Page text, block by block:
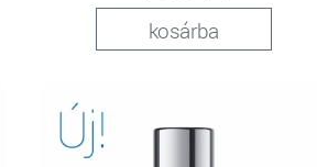
kosárba